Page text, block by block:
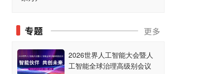
2026世界人工智能大会暨人
工智能全球治理高级别会议